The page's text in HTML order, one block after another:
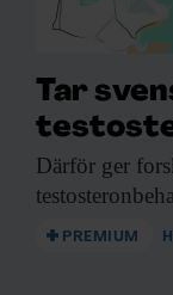
Tar
Därför ger
PREMIUM